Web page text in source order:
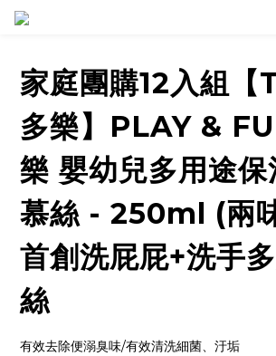
家庭團購12入組
多樂】PLAY &
樂 嬰幼兒多用途
慕絲 - 250ml (兩味
首創洗屁屁+洗手
絲
有效去除便溺臭味/有效清洗細菌、汙垢